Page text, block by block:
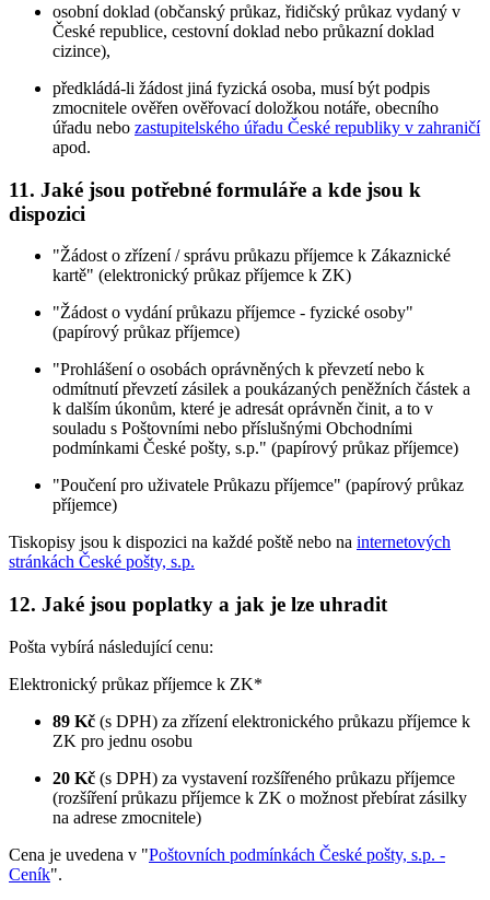
osobní doklad (občanský průkaz, řidičský průkaz vydaný v
České republice, cestovní doklad nebo průkazní doklad
cizince),
předkládá-li žádost jiná fyzická osoba, musí být podpis
zmocnitele ověřen ověřovací doložkou notáře, obecního
úřadu nebo zastupitelského úřadu České republiky v zahraničí
apod.
11. Jaké jsou potřebné formuláře a kde jsou k
dispozici
"Žádost o zřízení / správu průkazu příjemce k Zákaznické
kartě" (elektronický průkaz příjemce k ZK)
"Žádost o vydání průkazu příjemce - fyzické osoby"
(papírový průkaz příjemce)
"Prohlášení o osobách oprávněných k převzetí nebo k
odmítnutí převzetí zásilek a poukázaných peněžních částek a
k dalším úkonům, které je adresát oprávněn činit, a to v
souladu s Poštovními nebo příslušnými Obchodními
podmínkami České pošty, s.p." (papírový průkaz příjemce)
"Poučení pro uživatele Průkazu příjemce" (papírový průkaz
příjemce)
Tiskopisy jsou k dispozici na každé poště nebo na internetových
stránkách České pošty, s.p.
12. Jaké jsou poplatky a jak je lze uhradit
Pošta vybírá následující cenu:
Elektronický průkaz příjemce k ZK*
89 Kč (s DPH) za zřízení elektronického průkazu příjemce k
ZK pro jednu osobu
20 Kč (s DPH) za vystavení rozšířeného průkazu příjemce
(rozšíření průkazu příjemce k ZK o možnost přebírat zásilky
na adrese zmocnitele)
Cena je uvedena v "Poštovních podmínkách České pošty, s.p. -
Ceník".